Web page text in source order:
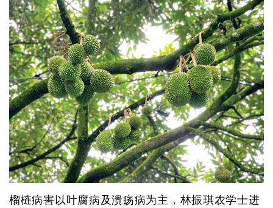
榴梿病害以叶腐病及溃疡病为主，林振琪农学士进